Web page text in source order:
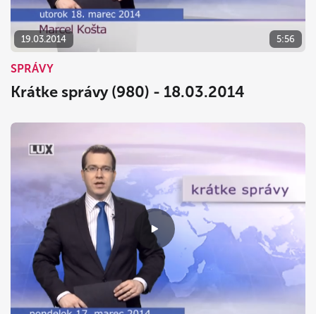
19.03.2014 5:56
SPRÁVY
Krátke správy (980) - 18.03.2014